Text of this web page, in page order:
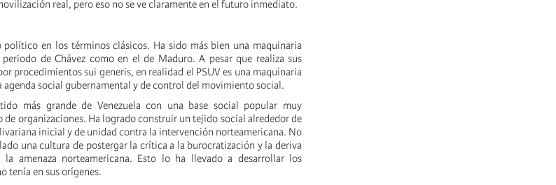
real, pero eso no se ve claramente en el futuro inmediato.
en los términos clásicos. Ha sido más bien una maquinaria
de Chávez como en el de Maduro. A pesar que realiza sus
procedimientos sui generis, en realidad el PSUV es una maquinaria
agenda social gubernamental y de control del movimiento social.
más grande de Venezuela con una base social popular muy
organizaciones. Ha logrado construir un tejido social alrededor de
inicial y de unidad contra la intervención norteamericana. No
una cultura de postergar la crítica a la burocratización y la deriva
amenaza norteamericana. Esto lo ha llevado a desarrollar los
tenía en sus orígenes.